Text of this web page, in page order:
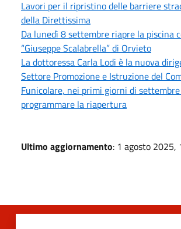
Lavori per il ripristino delle barriere
della Direttissima
Da lunedì 8 settembre riapre la piscina
“Giuseppe Scalabrella” di Orvieto
La dottoressa Carla Lodi è la nuova
Settore Promozione e Istruzione del
Funicolare, nei primi giorni di
programmare la riapertura
Ultimo aggiornamento: 1 agosto 2025,